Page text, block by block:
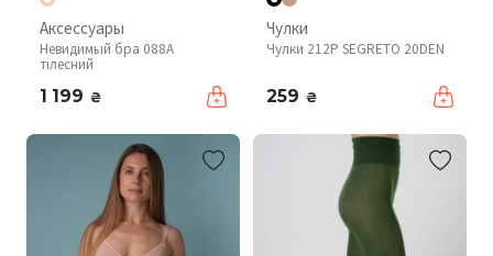
Аксессуары
Невидимый бра 088A
тілесний
1 199 ₴
Чулки
Чулки 212P SEGRETO 20DEN
259 ₴